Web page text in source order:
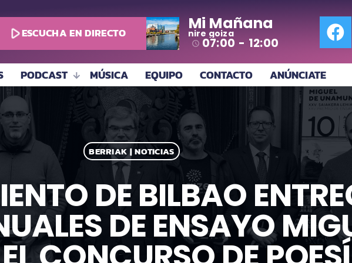
play_arrowESCUCHA EN DIRECTO Mi Mañana
nire goiza
access_time 07:00 - 12:00
PODCAST MÚSICA EQUIPO CONTACTO ANÚNCIATE
BERRIAK | NOTICIAS
DE BILBAO
DE ENSAYO